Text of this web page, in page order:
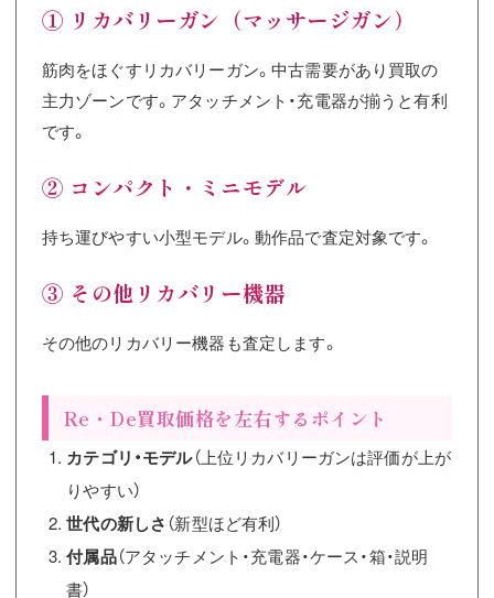
① リカバリーガン（マッサージガン）
筋肉をほぐすリカバリーガン。中古需要があり買取の
主力ゾーンです。アタッチメント・充電器が揃うと有利
です。
② コンパクト・ミニモデル
持ち運びやすい小型モデル。動作品で査定対象です。
③ その他リカバリー機器
その他のリカバリー機器も査定します。
Re・De買取価格を左右するポイント
カテゴリ・モデル（上位リカバリーガンは評価が上が
りやすい）
世代の新しさ （新型ほど有利）
付属品（アタッチメント・充電器・ケース・箱・説明
書）